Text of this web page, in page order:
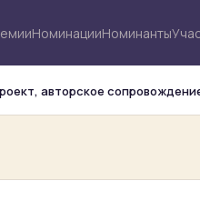
НоминацииНоминанты
авторское